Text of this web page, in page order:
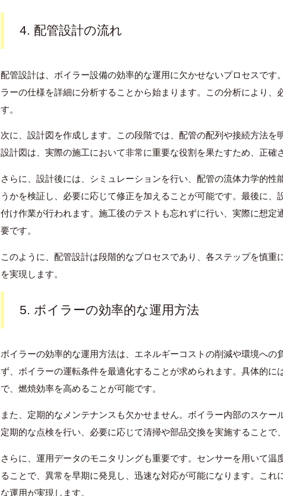
4. 配管設計の流れ
配管設計は、ボイラー設備の効率的な運用に欠かせないプロセスです
ラーの仕様を詳細に分析することから始まります。この分析により、
す。
次に、設計図を作成します。この段階では、配管の配列や接続方法を
設計図は、実際の施工において非常に重要な役割を果たすため、正確
さらに、設計後には、シミュレーションを行い、配管の流体力学的
うかを検証し、必要に応じて修正を加えることが可能です。最後に、
付け作業が行われます。施工後のテストも忘れずに行い、実際に想
要です。
このように、配管設計は段階的なプロセスであり、各ステップを慎重
を実現します。
5. ボイラーの効率的な運用方法
ボイラーの効率的な運用方法は、エネルギーコストの削減や環境への
ず、ボイラーの運転条件を最適化することが求められます。具体的に
で、燃焼効率を高めることが可能です。
また、定期的なメンテナンスも欠かせません。ボイラー内部のスケー
定期的な点検を行い、必要に応じて清掃や部品交換を実施することで
さらに、運用データのモニタリングも重要です。センサーを用いて
ることで、異常を早期に発見し、迅速な対応が可能になります。こ
な運用が実現します。